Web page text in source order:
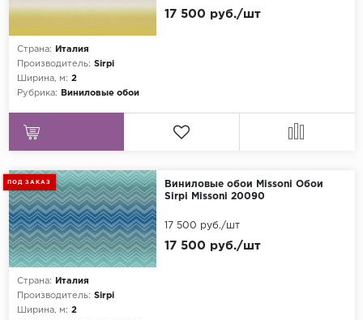
Страна:
Италия
Производитель: Sirpi
Ширина, м: 2
Рубрика:
Виниловые обои
17 500 руб./шт
ПОД ЗАКАЗ
Виниловые обои Missoni Обои
Sirpi Missoni 20090
Страна:
Италия
Производитель: Sirpi
Ширина, м: 2
17 500 руб./шт
17 500 руб./шт